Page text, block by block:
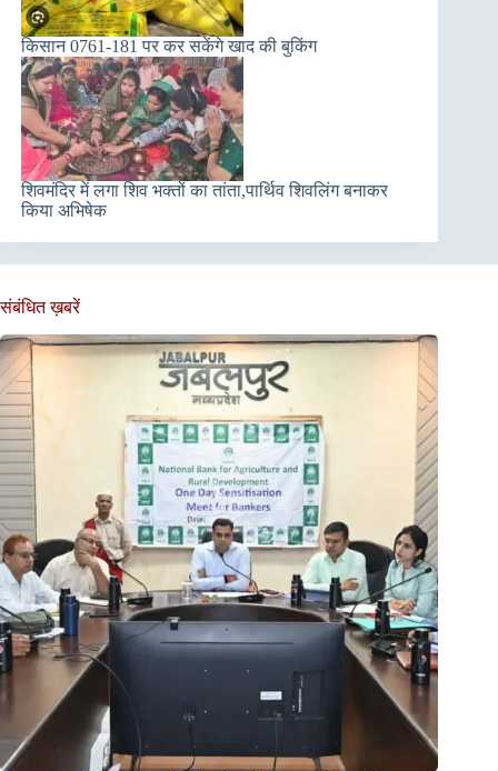
किसान 0761-181 पर कर सकेंगे खाद की बुकिंग
शिवमंदिर में लगा शिव भक्तों का तांता,पार्थिव शिवलिंग बनाकर
किया अभिषेक
संबंधित ख़बरें